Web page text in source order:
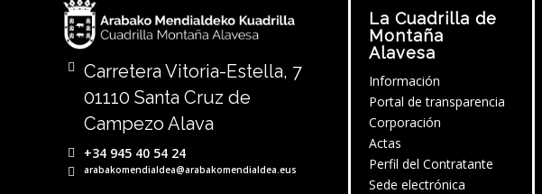
Carretera Vitoria-Estella, 7
01110 Santa Cruz de
Campezo Alava
+34 945 40 54 24
arabakomendialdea@arabakomendialdea.eus
La Cuadrilla de
Montaña
Alavesa
Información
Portal de transparencia
Corporación
Actas
Perfil del Contratante
Sede electrónica